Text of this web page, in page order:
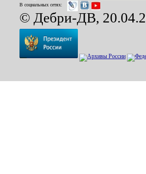
В социальных сетях:
© Дебри-ДВ,